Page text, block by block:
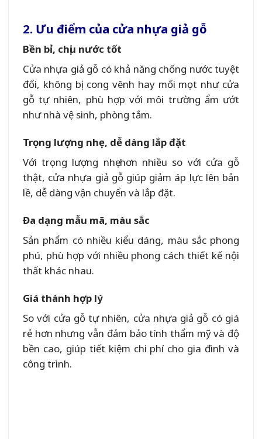
2. Ưu điểm của cửa nhựa giả gỗ
Bền bỉ, chịu nước tốt
Cửa nhựa giả gỗ có khả năng chống nước tuyệt
đối, không bị cong vênh hay mối mọt như cửa
gỗ tự nhiên, phù hợp với môi trường ẩm ướt
như nhà vệ sinh, phòng tắm.
Trọng lượng nhẹ, dễ dàng lắp đặt
Với trọng lượng nhẹ hơn nhiều so với cửa gỗ
thật, cửa nhựa giả gỗ giúp giảm áp lực lên bản
lề, dễ dàng vận chuyển và lắp đặt.
Đa dạng mẫu mã, màu sắc
Sản phẩm có nhiều kiểu dáng, màu sắc phong
phú, phù hợp với nhiều phong cách thiết kế nội
thất khác nhau.
Giá thành hợp lý
So với cửa gỗ tự nhiên, cửa nhựa giả gỗ có giá
rẻ hơn nhưng vẫn đảm bảo tính thẩm mỹ và độ
bền cao, giúp tiết kiệm chi phí cho gia đình và
công trình.